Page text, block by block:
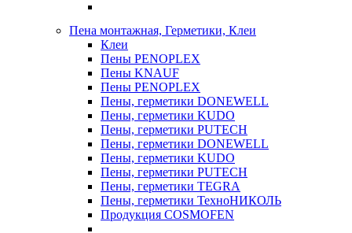
Пена монтажная, Герметики, Клеи
Клеи
Пены PENOPLEX
Пены KNAUF
Пены PENOPLEX
Пены, герметики DONEWELL
Пены, герметики KUDO
Пены, герметики PUTECH
Пены, герметики DONEWELL
Пены, герметики KUDO
Пены, герметики PUTECH
Пены, герметики TEGRA
Пены, герметики ТехноНИКОЛЬ
Продукция COSMOFEN